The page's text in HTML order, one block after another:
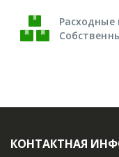
Расходные
КОНТАКТНАЯ